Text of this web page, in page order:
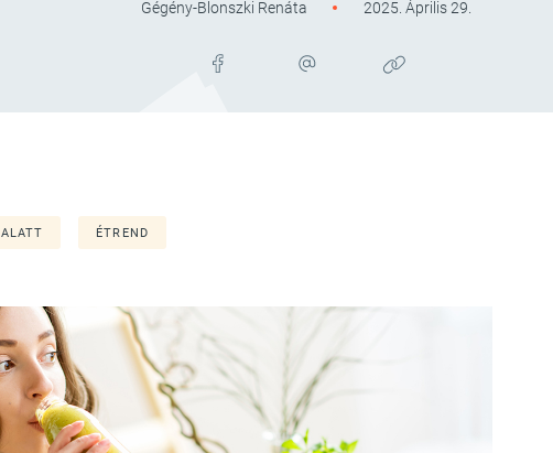
Gégény-Blonszki Renáta 2025. Április 29.
ÉTREND